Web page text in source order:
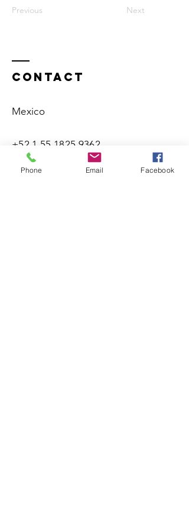
Previous Next
Contact
Mexico
+52 1 55 1825 9362
Phone Email Facebook